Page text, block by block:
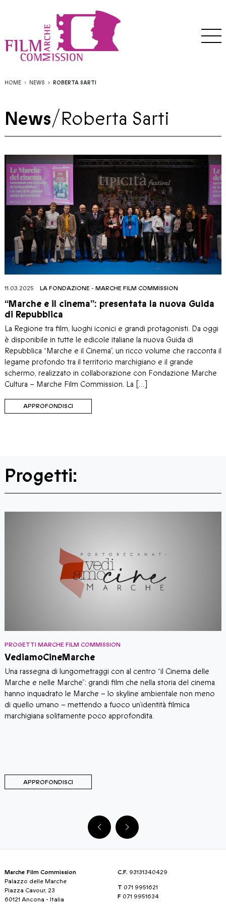
HOME NEWS ROBERTA SARTI
News/Roberta Sarti
11.03.2025 LA FONDAZIONE - MARCHE FILM COMMISSION
“Marche e il cinema”: presentata la nuova Guida
di Repubblica
La Regione tra film, luoghi iconici e grandi protagonisti. Da oggi
è disponibile in tutte le edicole italiane la nuova Guida di
Repubblica “Marche e il Cinema”, un ricco volume che racconta il
legame profondo tra il territorio marchigiano e il grande
schermo, realizzato in collaborazione con Fondazione Marche
Cultura – Marche Film Commission. La […]
APPROFONDISCI
Progetti:
PROGETTI MARCHE FILM COMMISSION
VediamoCineMarche
​​Una rassegna di lungometraggi con al centro “il Cinema delle
Marche e nelle Marche”: grandi film che nella storia del cinema
hanno inquadrato le Marche – lo skyline ambientale non meno
di quello umano – mettendo a fuoco un’identità filmica
marchigiana solitamente poco approfondita.
APPROFONDISCI
Marche Film Commission
Palazzo delle Marche
Piazza Cavour, 23
60121 Ancona - Italia
C.F. 93131340429
T 071 9951621
F 071 9951634